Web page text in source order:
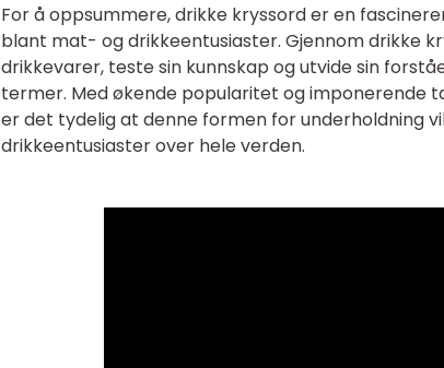
For å oppsummere, drikke kryssord er en
blant mat- og drikkeentusiaster. Gjennom drikke
drikkevarer, teste sin kunnskap og utvide sin
termer. Med økende popularitet og imponerende
er det tydelig at denne formen for underholdning
drikkeentusiaster over hele verden.